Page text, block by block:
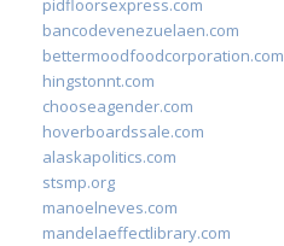
pidfloorsexpress.com
bancodevenezuelaen.com
bettermoodfoodcorporation.com
hingstonnt.com
chooseagender.com
hoverboardssale.com
alaskapolitics.com
stsmp.org
manoelneves.com
mandelaeffectlibrary.com